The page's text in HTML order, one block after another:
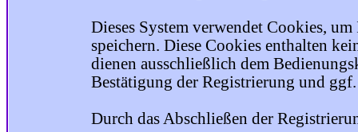
Dieses System verwendet Cookies,
speichern. Diese Cookies enthalten
dienen ausschließlich dem
Bestätigung der Registrierung und ggf.
Durch das Abschließen der